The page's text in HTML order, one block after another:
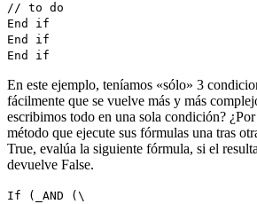
// to do
End if
End if
End if
En este ejemplo, teníamos «sólo» 3
fácilmente que se vuelve más y más
escribimos todo en una sola condición?
método que ejecute sus fórmulas una tras
True, evalúa la siguiente fórmula, si el
devuelve False.
If ( _AND (\